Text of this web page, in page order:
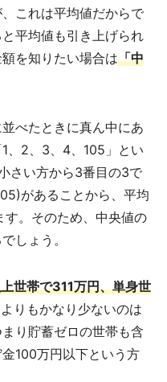
これは平均値だからで
平均値も引き上げられ
を知りたい場合は「中
べたときに真ん中にあ
、2、3、4、105」とい
さい方から3番目の3で
があることから、平均
。そのため、中央値の
しょう。
世帯で311万円、単身世
りもかなり少ないのは
り貯蓄ゼロの世帯も含
100万円以下という方